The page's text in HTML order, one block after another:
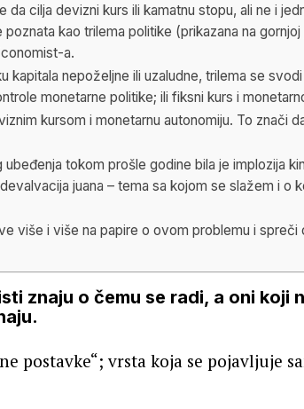
da cilja devizni kurs ili kamatnu stopu, ali ne i
kao trilema politike (prikazana na
a.
kapitala nepoželjne ili uzaludne, trilema se
monetarne politike; ili fiksni kurs i
kursom i monetarnu autonomiju. To znači
tokom prošle godine bila je implozija
juana – tema sa kojom se slažem i o
više i više na papire o ovom problemu i spreči
znaju o čemu se radi, a oni koji
postavke“; vrsta koja se pojavljuje